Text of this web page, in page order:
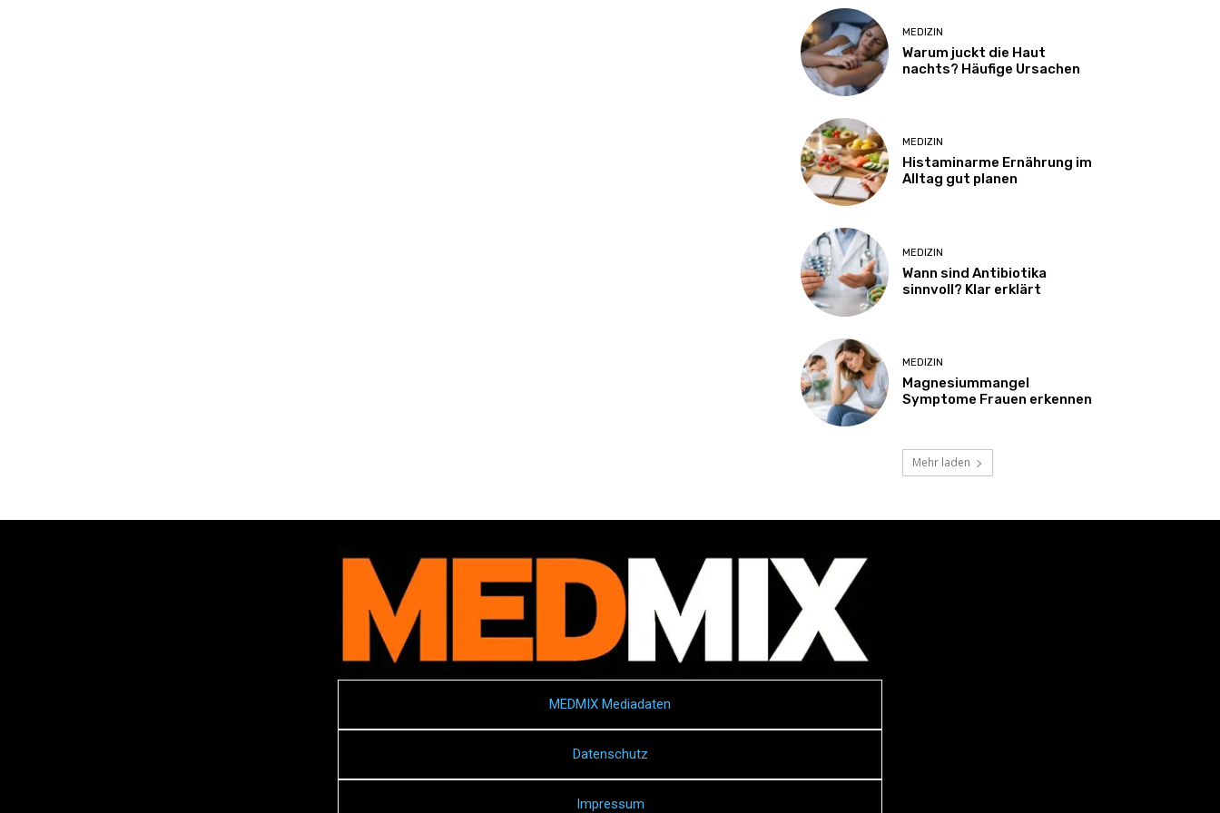
MEDIZIN
Warum juckt die Haut
nachts? Häufige Ursachen
MEDIZIN
Histaminarme Ernährung im
Alltag gut planen
MEDIZIN
Wann sind Antibiotika
sinnvoll? Klar erklärt
MEDIZIN
Magnesiummangel
Symptome Frauen erkennen
Mehr laden
MEDMIX Mediadaten
Datenschutz
Impressum